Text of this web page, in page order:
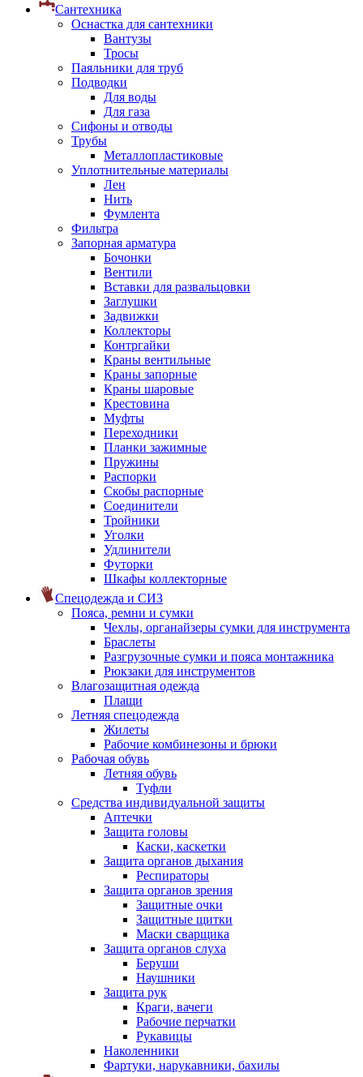
Сантехника
Оснастка для сантехники
Вантузы
Тросы
Паяльники для труб
Подводки
Для воды
Для газа
Сифоны и отводы
Трубы
Металлопластиковые
Уплотнительные материалы
Лен
Нить
Фумлента
Фильтра
Запорная арматура
Бочонки
Вентили
Вставки для развальцовки
Заглушки
Задвижки
Коллекторы
Контргайки
Краны вентильные
Краны запорные
Краны шаровые
Крестовина
Муфты
Переходники
Планки зажимные
Пружины
Распорки
Скобы распорные
Соединители
Тройники
Уголки
Удлинители
Футорки
Шкафы коллекторные
Спецодежда и СИЗ
Пояса, ремни и сумки
Чехлы, органайзеры сумки для инструмента
Браслеты
Разгрузочные сумки и пояса монтажника
Рюкзаки для инструментов
Влагозащитная одежда
Плащи
Летняя спецодежда
Жилеты
Рабочие комбинезоны и брюки
Рабочая обувь
Летняя обувь
Туфли
Средства индивидуальной защиты
Аптечки
Защита головы
Каски, каскетки
Защита органов дыхания
Респираторы
Защита органов зрения
Защитные очки
Защитные щитки
Маски сварщика
Защита органов слуха
Беруши
Наушники
Защита рук
Краги, вачеги
Рабочие перчатки
Рукавицы
Наколенники
Фартуки, нарукавники, бахилы